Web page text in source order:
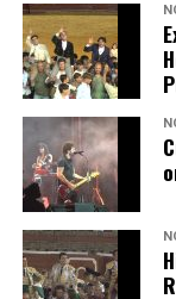
QUINTA
2026
hace 3 días